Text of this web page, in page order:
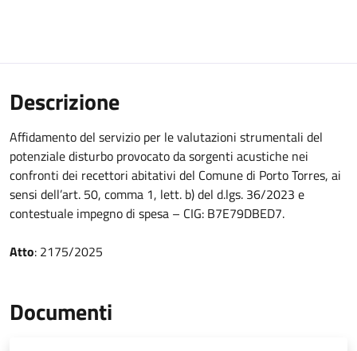
Descrizione
Affidamento del servizio per le valutazioni strumentali del
potenziale disturbo provocato da sorgenti acustiche nei
confronti dei recettori abitativi del Comune di Porto Torres, ai
sensi dell’art. 50, comma 1, lett. b) del d.lgs. 36/2023 e
contestuale impegno di spesa – CIG: B7E79DBED7.
Atto: 2175/2025
Documenti